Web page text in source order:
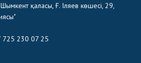
қаласы, Ғ. Іляев көшесі, 29,
725 230 07 25